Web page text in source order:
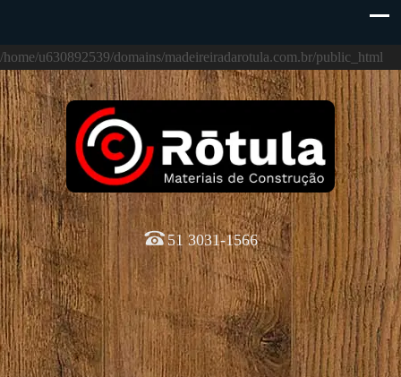
/home/u630892539/domains/madeireiradarotula.com.br/public_html
51 3031-1566